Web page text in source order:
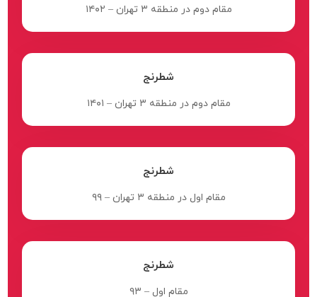
مقام دوم در منطقه ۳ تهران – ۱۴۰۲
شطرنج
مقام دوم در منطقه ۳ تهران – ۱۴۰۱
شطرنج
مقام اول در منطقه ۳ تهران – ۹۹
شطرنج
مقام اول – ۹۳